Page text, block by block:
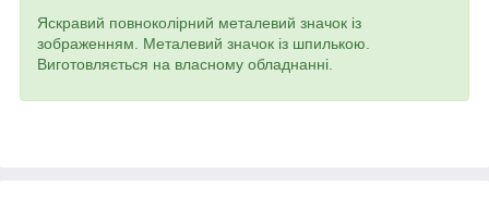
Яскравий повноколірний металевий значок із
зображенням. Металевий значок із шпилькою.
Виготовляється на власному обладнанні.